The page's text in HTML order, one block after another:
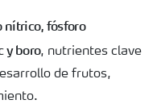
nítrico, fósforo
y boro, nutrientes clave
de frutos,